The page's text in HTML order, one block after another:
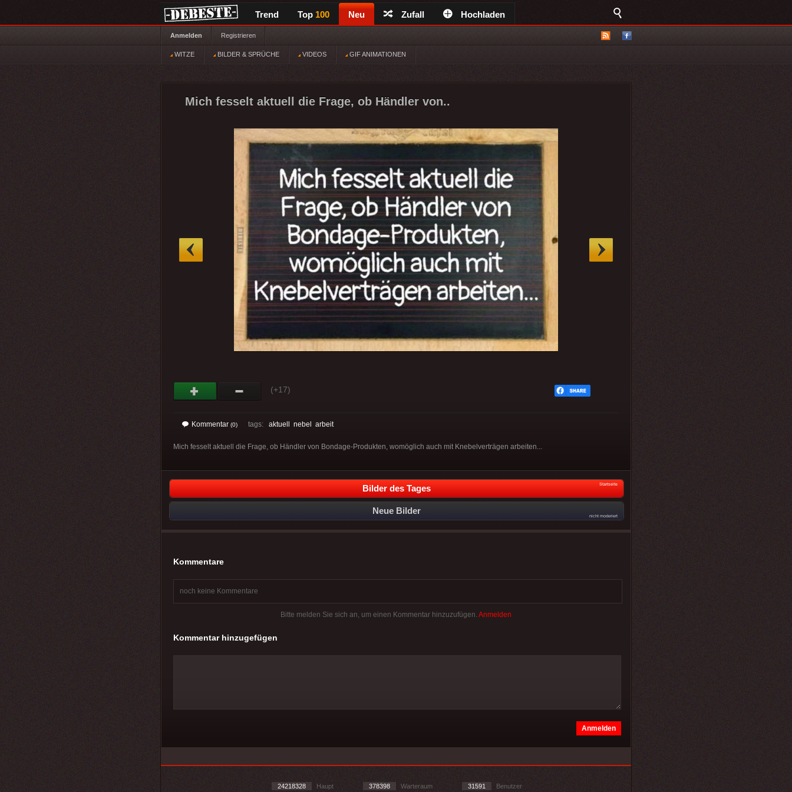
Trend Top 100 Neu Zufall Hochladen
Anmelden Registrieren
WITZE BILDER & SPRÜCHE VIDEOS GIF ANIMATIONEN
Mich fesselt aktuell die Frage, ob Händler von..
(+17)
Kommentar (0) tags: aktuell nebel arbeit
Mich fesselt aktuell die Frage, ob Händler von Bondage-Produkten, womöglich auch mit Knebelverträgen arbeiten...
Bilder des Tages Startseite
Neue Bilder
nicht moderiert
Kommentare
noch keine Kommentare
Bitte melden Sie sich an, um einen Kommentar hinzuzufügen. Anmelden
Kommentar hinzugefügen
24218328 Haupt 378398 Warteraum 31591 Benutzer